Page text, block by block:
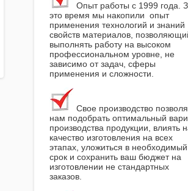
Опыт работы с 1999 года.
это время мы накопили опыт
применения технологий и знаний
свойств материалов,
выполнять работу на высоком
профессиональном уровне, не
зависимо от задач, сферы
применения и сложности.
Свое производство
нам подобрать оптимальный
производства продукции, влиять
качество изготовления на всех
этапах, уложиться в необходимый
срок и сохранить ваш бюджет на
изготовлении не стандартных
заказов.